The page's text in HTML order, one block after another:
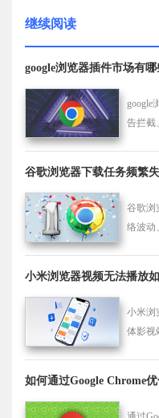
继续阅读
google浏览器插件市场有
google
告拦截
谷歌浏览器下载任务频繁
谷歌浏
络波动
小米浏览器视频无法播放
小米浏
体影视
的解
如何通过Google Chrome